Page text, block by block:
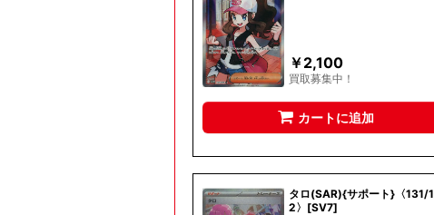
￥2,100
買取募集中！
カートに追加
タロ(SAR){サポート}〈131/
2〉[SV7]